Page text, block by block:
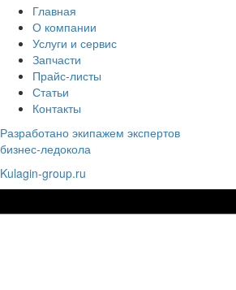
Главная
О компании
Услуги и сервис
Запчасти
Прайс-листы
Статьи
Контакты
Разработано экипажем экспертов
бизнес-ледокола
Kulagin-group.ru